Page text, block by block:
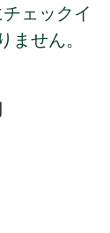
ェックイ
ません。